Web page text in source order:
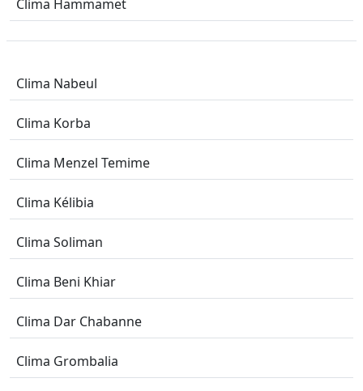
Clima Hammamet
Clima Nabeul
Clima Korba
Clima Menzel Temime
Clima Kélibia
Clima Soliman
Clima Beni Khiar
Clima Dar Chabanne
Clima Grombalia